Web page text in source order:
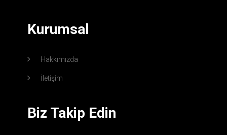
Kurumsal
Hakkımızda
İletişim
Biz Takip Edin